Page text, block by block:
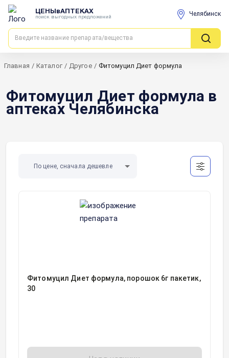
ЦЕНЫвАПТЕКАХ
поиск выгодных предложений Челябинск
Главная / Каталог / Другое / Фитомуцил Диет формула
Фитомуцил Диет формула в
аптеках Челябинска
По цене, сначала дешевле
Фитомуцил Диет формула, порошок 6г пакетик,
30